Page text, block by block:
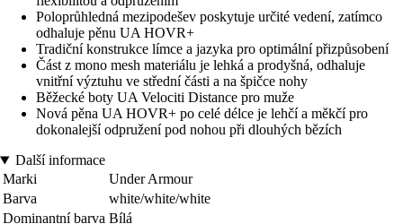
Poloprůhledná mezipodešev poskytuje určité vedení, zatímco
odhaluje pěnu UA HOVR+
Tradiční konstrukce límce a jazyka pro optimální přizpůsobení
Část z mono mesh materiálu je lehká a prodyšná, odhaluje
vnitřní výztuhu ve střední části a na špičce nohy
Běžecké boty UA Velociti Distance pro muže
Nová pěna UA HOVR+ po celé délce je lehčí a měkčí pro
dokonalejší odpružení pod nohou při dlouhých bězích
Další informace
Marki
Under Armour
Barva
white/white/white
Dominantní barva Bílá